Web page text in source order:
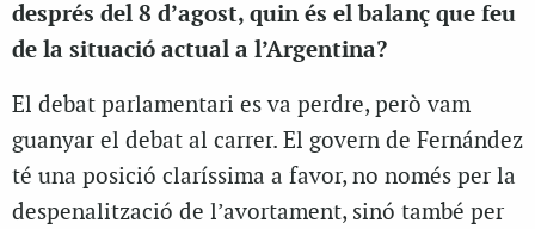
després del 8 d’agost, quin és el balanç que feu
de la situació actual a l’Argentina?
El debat parlamentari es va perdre, però vam
guanyar el debat al carrer. El govern de Fernández
té una posició claríssima a favor, no només per la
despenalització de l’avortament, sinó també per